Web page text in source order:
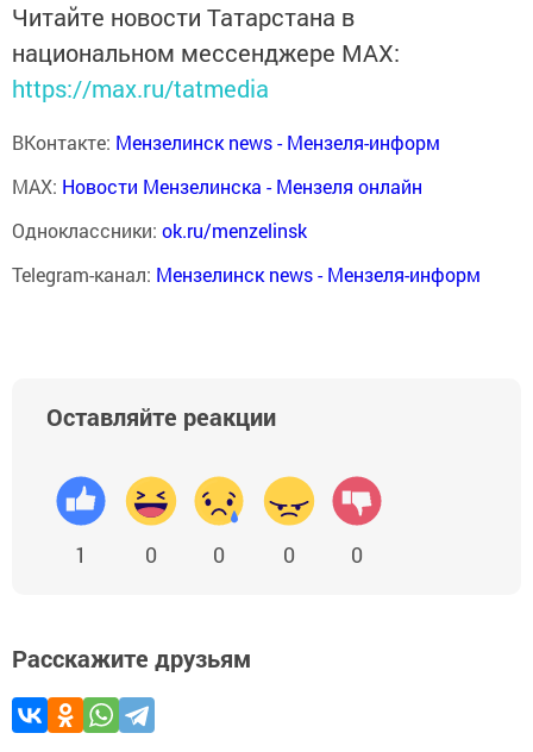
Читайте новости Татарстана в
национальном мессенджере MАХ:
https://max.ru/tatmedia
ВКонтакте: Мензелинск news - Мензеля-информ
MAX: Новости Мензелинска - Мензеля онлайн
Одноклассники: ok.ru/menzelinsk
Telegram-канал: Мензелинск news - Мензеля-информ
Оставляйте реакции
1 0 0 0 0
Расскажите друзьям